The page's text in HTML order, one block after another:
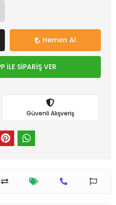
Hemen Al
İLE SİPARİŞ VER
Güvenli Alışveriş